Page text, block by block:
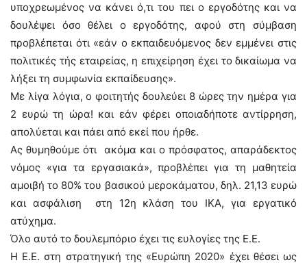
υποχρεωμένος να κάνει ό,τι του πει ο εργοδότης και να
δουλέψει όσο θέλει ο εργοδότης, αφού στη σύμβαση
προβλέπεται ότι «εάν ο εκπαιδευόμενος δεν εμμένει στις
πολιτικές τής εταιρείας, η επιχείρηση έχει το δικαίωμα να
λήξει τη συμφωνία εκπαίδευσης».
Με λίγα λόγια, ο φοιτητής δουλεύει 8 ώρες την ημέρα για
2 ευρώ τη ώρα! και εάν φέρει οποιαδήποτε αντίρρηση,
απολύεται και πάει από εκεί που ήρθε.
Ας θυμηθούμε ότι ακόμα και ο πρόσφατος, απαράδεκτος
νόμος «για τα εργασιακά», προβλέπει για τη μαθητεία
αμοιβή το 80% του βασικού μεροκάματου, δηλ. 21,13 ευρώ
και ασφάλιση στη 12η κλάση του ΙΚΑ, για εργατικό
ατύχημα.
Όλο αυτό το δουλεμπόριο έχει τις ευλογίες της Ε.Ε.
Η Ε.Ε. στη στρατηγική της «Ευρώπη 2020» έχει θέσει ως